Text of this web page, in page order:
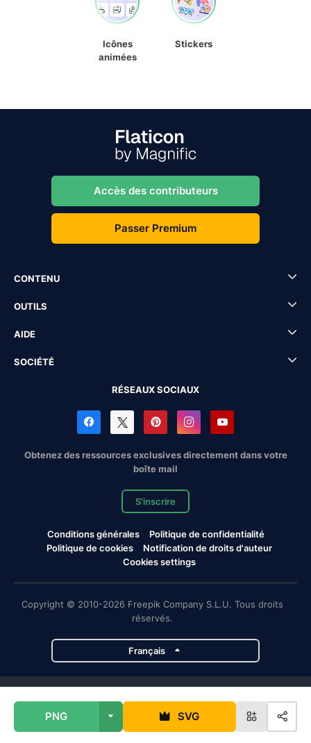
PNG SVG
Icônes
animées
Stickers
Accès des contributeurs
Passer Premium
CONTENU
OUTILS
AIDE
SOCIÉTÉ
RÉSEAUX SOCIAUX
Obtenez des ressources exclusives directement dans votre
boîte mail
S'inscrire
Conditions générales
Politique de confidentialité
Politique de cookies
Notification de droits d'auteur
Cookies settings
Copyright © 2010-2026 Freepik Company S.L.U. Tous droits
réservés.
Français